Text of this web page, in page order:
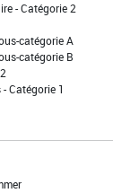
- Catégorie 2
catégorie A
catégorie B
Catégorie 1